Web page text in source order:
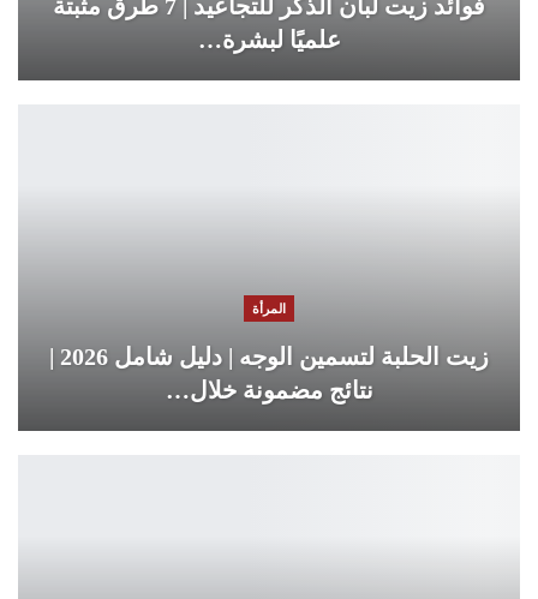
فوائد زيت لبان الذكر للتجاعيد | 7 طرق مثبتة
علميًا لبشرة…
المرأة
زيت الحلبة لتسمين الوجه | دليل شامل 2026 |
نتائج مضمونة خلال…